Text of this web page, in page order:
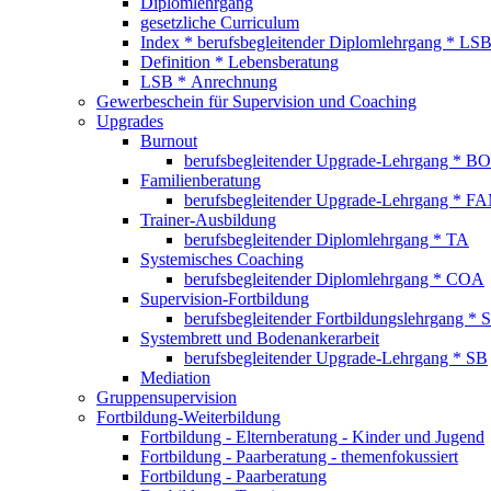
gesetzliche Curriculum
Index * berufsbegleitender Diplomlehrgang * LSB
Definition * Lebensberatung
LSB * Anrechnung
Gewerbeschein für Supervision und Coaching
Upgrades
Burnout
berufsbegleitender Upgrade-Lehrgang * BO
Familienberatung
berufsbegleitender Upgrade-Lehrgang *
Trainer-Ausbildung
berufsbegleitender Diplomlehrgang * TA
Systemisches Coaching
berufsbegleitender Diplomlehrgang * COA
Supervision-Fortbildung
berufsbegleitender Fortbildungslehrgang *
Systembrett und Bodenankerarbeit
berufsbegleitender Upgrade-Lehrgang * SB
Mediation
Gruppensupervision
Fortbildung-Weiterbildung
Fortbildung - Elternberatung - Kinder und Jugend
Fortbildung - Paarberatung - themenfokussiert
Fortbildung - Paarberatung